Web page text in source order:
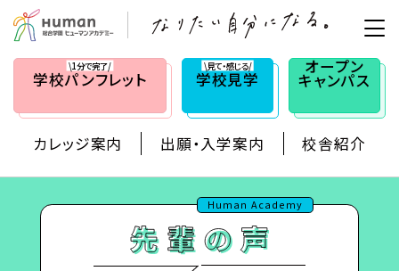
\1分で完了/
学校パンフレット
\見て・感じる/
学校見学
オープン
キャンパス
カレッジ案内 出願・入学案内 校舎紹介
Human Academy